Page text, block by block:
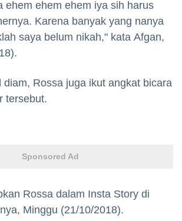
ehem ehem ehem iya sih harus
Karena banyak yang nanya
saya belum nikah," kata Afgan,
diam, Rossa juga ikut angkat bicara
tersebut.
Sponsored Ad
Rossa dalam Insta Story di
Minggu (21/10/2018).